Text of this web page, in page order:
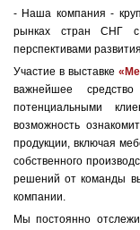
- Наша компания -
рынках стран СНГ с
перспективами
Участие в выставке
важнейшее
потенциальными
возможность
продукции, включая
собственного
решений от команды
компании.
Мы постоянно